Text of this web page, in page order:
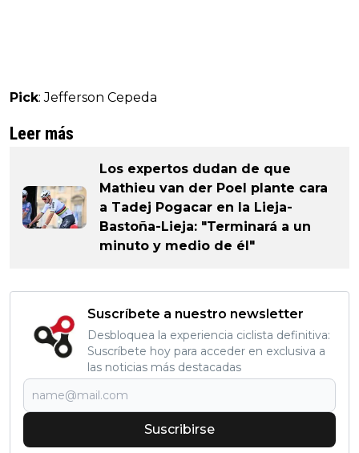
Pick: Jefferson Cepeda
Leer más
Los expertos dudan de que
Mathieu van der Poel plante cara
a Tadej Pogacar en la Lieja-
Bastoña-Lieja: "Terminará a un
minuto y medio de él"
Suscríbete a nuestro newsletter
Desbloquea la experiencia ciclista definitiva:
Suscríbete hoy para acceder en exclusiva a
las noticias más destacadas
Suscribirse